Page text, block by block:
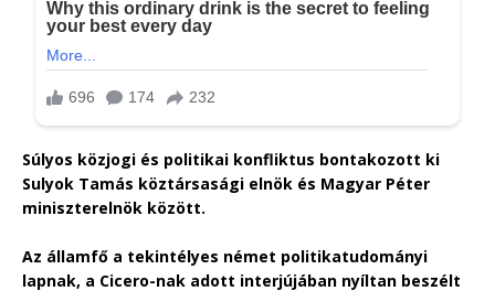
Súlyos közjogi és politikai konfliktus bontakozott ki
Sulyok Tamás köztársasági elnök és Magyar Péter
miniszterelnök között.
Az államfő a tekintélyes német politikatudományi
lapnak, a Cicero-nak adott interjújában nyíltan beszélt